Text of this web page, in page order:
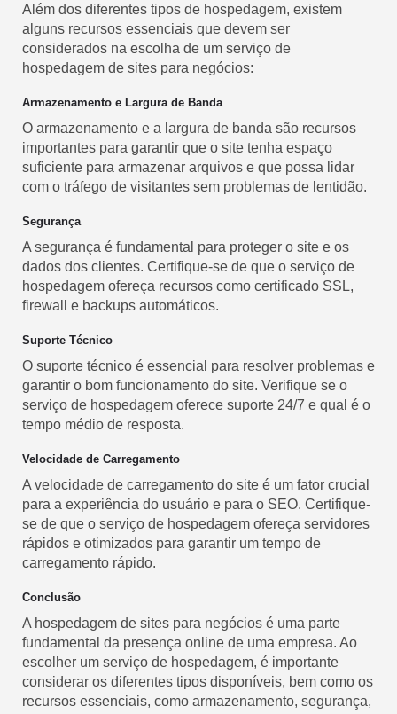
Além dos diferentes tipos de hospedagem, existem
alguns recursos essenciais que devem ser
considerados na escolha de um serviço de
hospedagem de sites para negócios:
Armazenamento e Largura de Banda
O armazenamento e a largura de banda são recursos
importantes para garantir que o site tenha espaço
suficiente para armazenar arquivos e que possa lidar
com o tráfego de visitantes sem problemas de lentidão.
Segurança
A segurança é fundamental para proteger o site e os
dados dos clientes. Certifique-se de que o serviço de
hospedagem ofereça recursos como certificado SSL,
firewall e backups automáticos.
Suporte Técnico
O suporte técnico é essencial para resolver problemas e
garantir o bom funcionamento do site. Verifique se o
serviço de hospedagem oferece suporte 24/7 e qual é o
tempo médio de resposta.
Velocidade de Carregamento
A velocidade de carregamento do site é um fator crucial
para a experiência do usuário e para o SEO. Certifique-
se de que o serviço de hospedagem ofereça servidores
rápidos e otimizados para garantir um tempo de
carregamento rápido.
Conclusão
A hospedagem de sites para negócios é uma parte
fundamental da presença online de uma empresa. Ao
escolher um serviço de hospedagem, é importante
considerar os diferentes tipos disponíveis, bem como os
recursos essenciais, como armazenamento, segurança,